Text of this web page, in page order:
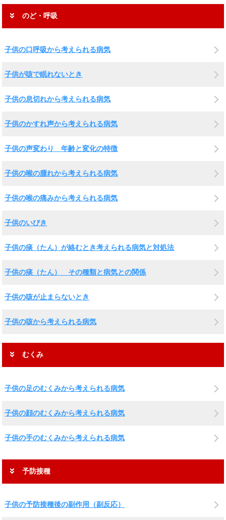
のど・呼吸
子供の口呼吸から考えられる病気
子供が咳で眠れないとき
子供の息切れから考えられる病気
子供のかすれ声から考えられる病気
子供の声変わり 年齢と変化の特徴
子供の喉の腫れから考えられる病気
子供の喉の痛みから考えられる病気
子供のいびき
子供の痰（たん）が絡むとき考えられる病気と対処法
子供の痰（たん） その種類と病気との関係
子供の咳が止まらないとき
子供の咳から考えられる病気
むくみ
子供の足のむくみから考えられる病気
子供の顔のむくみから考えられる病気
子供の手のむくみから考えられる病気
予防接種
子供の予防接種後の副作用（副反応）